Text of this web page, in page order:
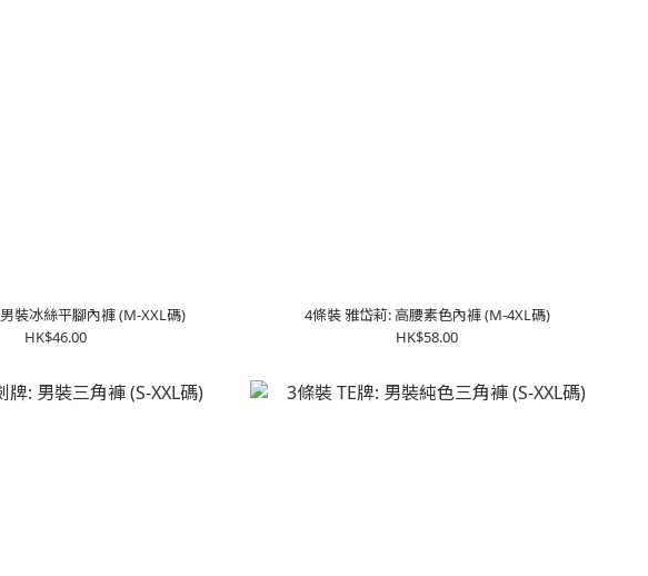
2條/盒 A級: 男裝冰絲平腳內褲 (M-XXL碼)
HK$46.00
4條裝 雅岱莉: 高腰素色內褲 (M-4XL碼)
HK$58.00